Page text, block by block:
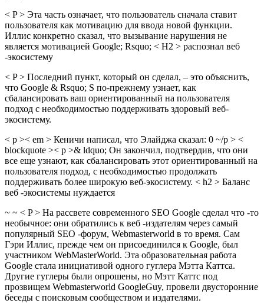
< P > Эта часть означает, что пользователь сначала ставит
пользователя как мотивацию для ввода новой функции.
Иллис конкретно сказал, что вызывание нарушения не
является мотивацией Google; Rsquo; < H2 > распознал веб
-экосистему
< P > Последний пункт, который он сделал, – это объяснить,
что Google & Rsquo; S по-прежнему узнает, как
сбалансировать ваш ориентированный на пользователя
подход с необходимостью поддерживать здоровый веб-
экосистему.
< p >< em > Кеничи написал, что Элайджа сказал: 0 ~/p > <
blockquote >< p >& ldquo; Он закончил, подтвердив, что они
все еще узнают, как сбалансировать этот ориентированный на
пользователя подход, с необходимостью продолжать
поддерживать более широкую веб-экосистему. < h2 > Баланс
веб -экосистемы нуждается
~ ~ < P > На рассвете современного SEO Google сделал что -то
необычное: они обратились к веб -издателям через самый
популярный SEO -форум, Webmasterworld в то время. Сам
Гэри Иллис, прежде чем он присоединился к Google, был
участником WebMasterWorld. Эта образовательная работа
Google стала инициативой одного гуглера Мэтта Каттса.
Другие гуглеры были опрошены, но Мэтт Каттс под
прозвищем Webmasterworld GoogleGuy, провели двусторонние
беседы с поисковым сообществом и издателями.